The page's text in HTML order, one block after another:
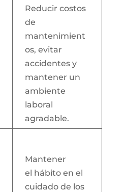
Reducir costos
de
mantenimient
os, evitar
accidentes y
mantener un
ambiente
laboral
agradable.
Mantener
el hábito en el
cuidado de los